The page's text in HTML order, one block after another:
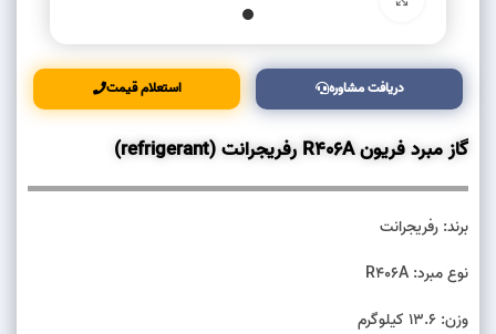
دریافت مشاوره استعلام قیمت
گاز مبرد فریون R406A رفریجرانت (refrigerant)
برند: رفریجرانت
نوع مبرد: R406A
وزن: 13.6 کیلوگرم